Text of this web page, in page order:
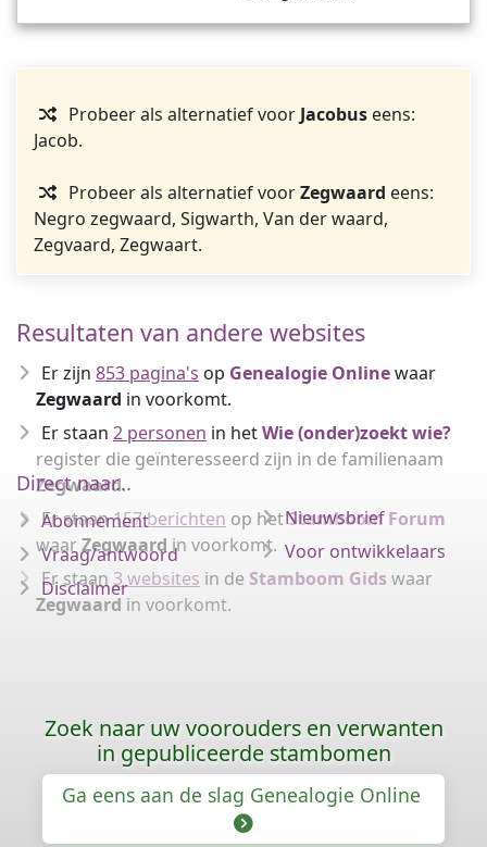
Probeer als alternatief voor Jacobuseens:
Jacob.
Probeer als alternatief voorZegwaard eens:
Negro zegwaard, Sigwarth, Van der waard,
Zegvaard, Zegwaart.
Resultaten van andere websites
Er zijn 853 pagina's op Genealogie Onlinewaar
Zegwaard in voorkomt.
Er staan 2 personen in hetWie (onder)zoekt wie?
register die geïnteresseerd zijn in de familienaam
Zegwaard.
Er staan157 berichten op hetStamboom Forum
waarZegwaard in voorkomt.
Er staan 3 websites in de Stamboom Gids waar
Zegwaard in voorkomt.
Direct naar...
Abonnement
Vraag/antwoord
Disclaimer
Nieuwsbrief
Voor ontwikkelaars
Zoek naar uw voorouders en verwanten
in gepubliceerde stambomen
Ga eens aan de slag Genealogie Online